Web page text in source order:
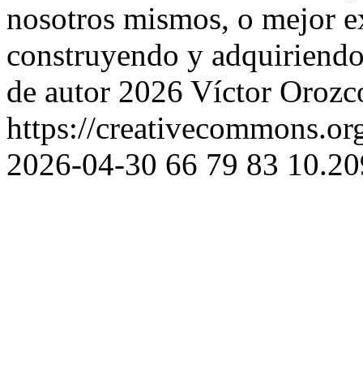
nosotros mismos, o mejor
construyendo y
de autor 2026 Víctor
https://
2026-04-30 66 79 83